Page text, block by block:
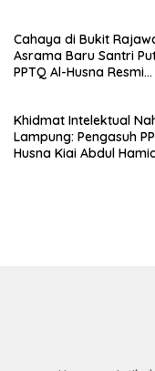
Cahaya di Bukit
Asrama Baru Santri
PPTQ Al-Husna Resmi
Khidmat Intelektual
Lampung: Pengasuh
Husna Kiai Abdul